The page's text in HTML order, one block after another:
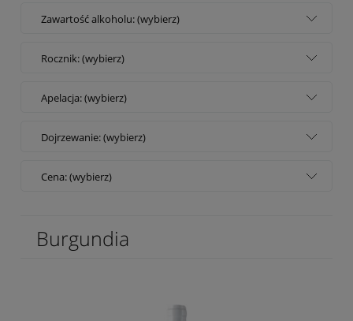
Zawartość alkoholu: (wybierz)
Rocznik: (wybierz)
Apelacja: (wybierz)
Dojrzewanie: (wybierz)
Cena: (wybierz)
Burgundia